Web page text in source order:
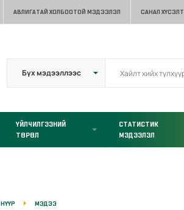
АВЛИГАТАЙ ХОЛБООТОЙ МЭДЭЭЛЭЛ САНАЛ ХҮСЭЛТ
ҮЙЛЧИЛГЭЭНИЙ
ТӨРӨЛ
СТАТИСТИК
МЭДЭЭЛЭЛ
НҮҮР МЭДЭЭ